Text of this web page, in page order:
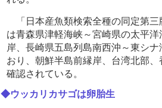
「日本産魚類検索全種の同定第三
は青森県津軽海峡～宮崎県の太平
岸、長崎県五島列島南西沖～東シ
おり、朝鮮半島前縁岸、台湾北部
確認されている。
◆ウッカリカサゴは卵胎生